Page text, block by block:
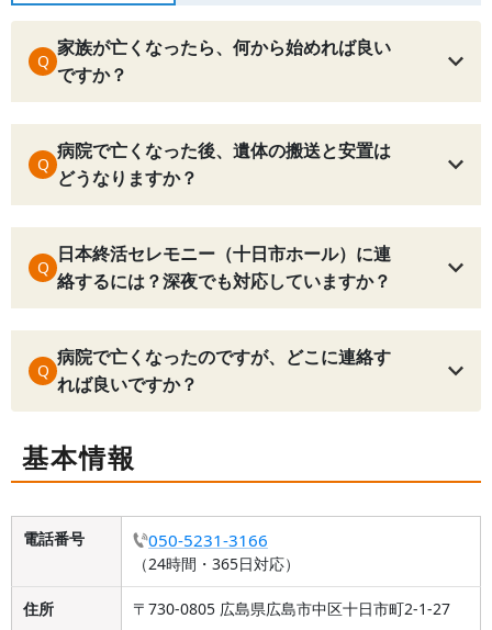
Q
家族が亡くなったら、何から始めれば良い
ですか？
Q
病院で亡くなった後、遺体の搬送と安置は
どうなりますか？
Q
日本終活セレモニー（十日市ホール）に連
絡するには？深夜でも対応していますか？
Q
病院で亡くなったのですが、どこに連絡す
れば良いですか？
基本情報
電話番号 050-5231-3166
（24時間・365日対応）
住所 〒730-0805 広島県広島市中区十日市町2-1-27